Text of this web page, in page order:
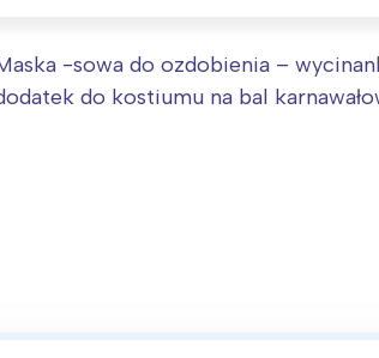
-sowa do ozdobienia –
do kostiumu na bal